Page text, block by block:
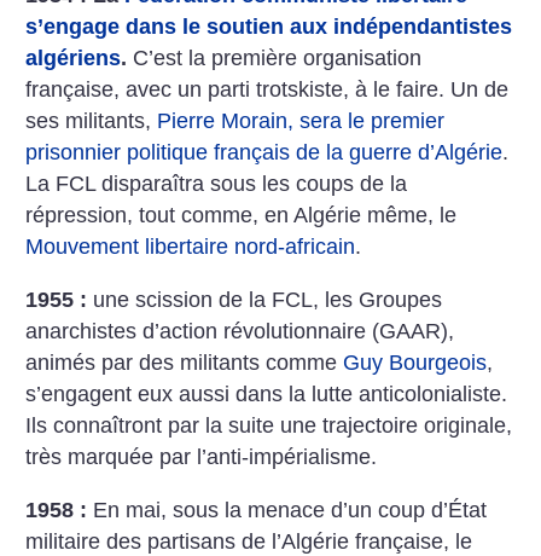
s’engage dans le soutien aux indépendantistes
algériens. C’est la première organisation
française, avec un parti trotskiste, à le faire. Un de
ses militants, Pierre Morain, sera le premier
prisonnier politique français de la guerre d’Algérie.
La FCL disparaîtra sous les coups de la
répression, tout comme, en Algérie même, le
Mouvement libertaire nord-africain.
1955 : une scission de la FCL, les Groupes
anarchistes d’action révolutionnaire (GAAR),
animés par des militants comme Guy Bourgeois,
s’engagent eux aussi dans la lutte anticolonialiste.
Ils connaîtront par la suite une trajectoire originale,
très marquée par l’anti-impérialisme.
1958 : En mai, sous la menace d’un coup d’État
militaire des partisans de l’Algérie française, le